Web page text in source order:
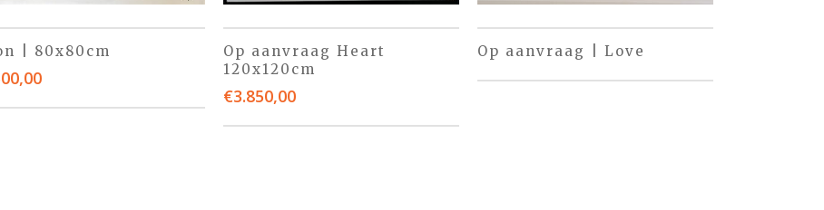
| 80x80cm
Op aanvraag Heart
120x120cm
€3.850,00
Op aanvraag | Love